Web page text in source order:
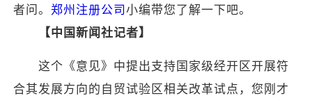
者问。郑州注册公司小编带您了解一下吧。
【中国新闻社记者】
这个《意见》中提出支持国家级经开区开展符
合其发展方向的自贸试验区相关改革试点，您刚才